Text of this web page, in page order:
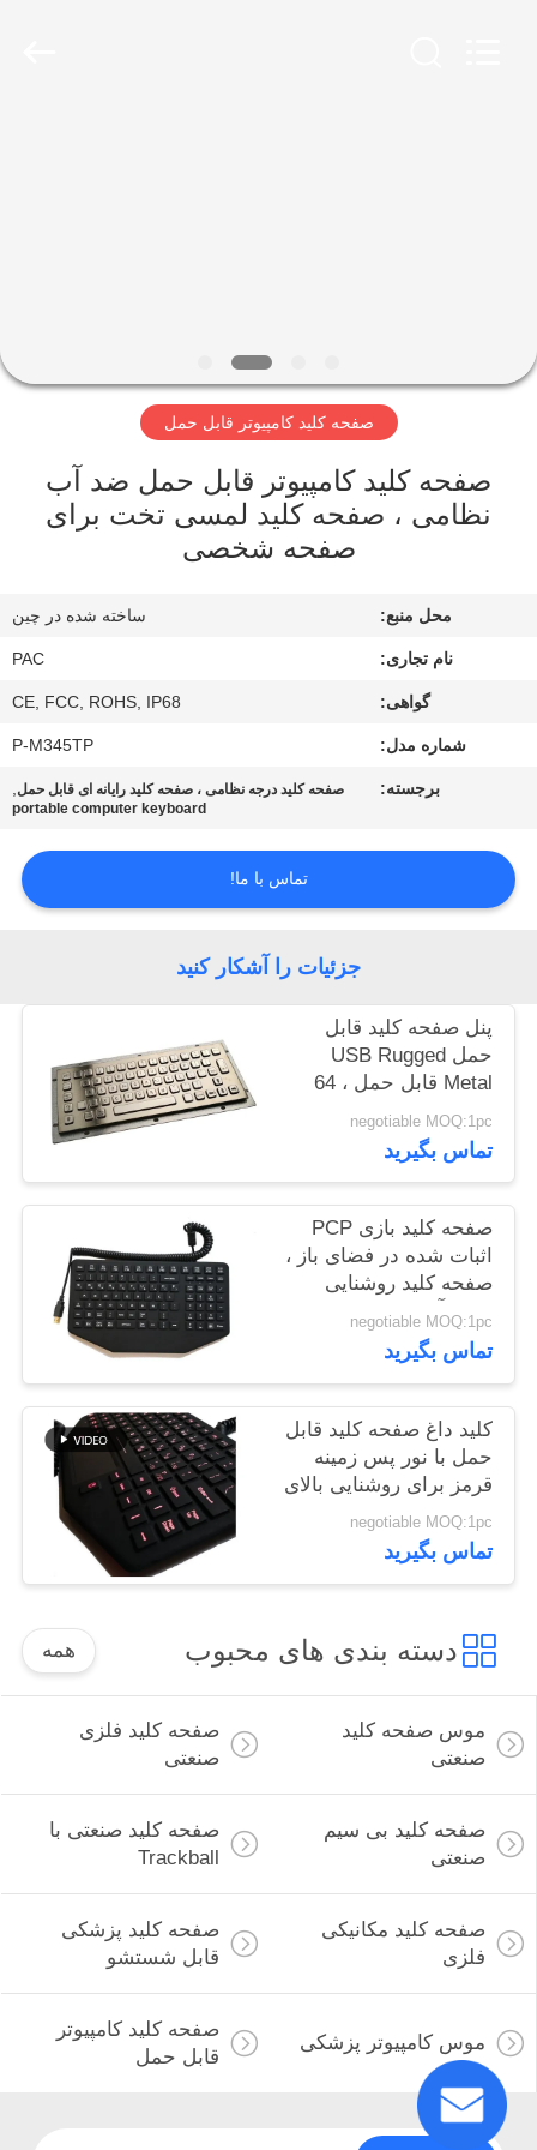
تور
کنترل
بگیرید
نقل
قول
سایت
PRIVACY
POLICY
صفحه کلید کامپیوتر قابل حمل
صفحه کلید کامپیوتر قابل حمل ضد آب
نظامی ، صفحه کلید لمسی تخت برای
صفحه شخصی
محل منبع: ساخته شده در چین
نام تجاری: PAC
گواهی: CE, FCC, ROHS, IP68
شماره مدل: P-M345TP
برجسته: صفحه کلید درجه نظامی ، صفحه کلید رایانه ای قابل حمل,
portable computer keyboard
تماس با ما!
جزئیات را آشکار کنید
پنل صفحه کلید قابل
حمل USB Rugged
Metal قابل حمل ، 64
کلید عربی / EMC PS2
را نصب کنید
negotiable MOQ:1pc
تماس بگیرید
صفحه کلید بازی PCP
اثبات شده در فضای باز ،
صفحه کلید روشنایی
قرمز آسان برای تمیز
کردن
negotiable MOQ:1pc
تماس بگیرید
کلید داغ صفحه کلید قابل
حمل با نور پس زمینه
قرمز برای روشنایی بالای
دفتر تلفن همراه
negotiable MOQ:1pc
تماس بگیرید
دسته بندی های محبوب همه
موس صفحه کلید
صنعتی
صفحه کلید فلزی
صنعتی
صفحه کلید بی سیم
صنعتی
صفحه کلید صنعتی با
Trackball
صفحه کلید مکانیکی
فلزی
صفحه کلید پزشکی
قابل شستشو
موس کامپیوتر پزشکی
صفحه کلید کامپیوتر
قابل حمل